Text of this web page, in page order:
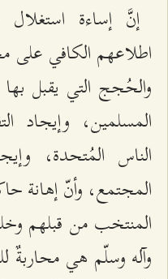
إنَّ إساءة استغلال
اطلاعهم الكافي على
والحُجج التي يقبل
المسلمين، وإيجاد
الناس المُتحدة،
المجتمع، وأنّ إهانة
المنتخب من قبلهم
وآله وسلّم هي محاربةٌ